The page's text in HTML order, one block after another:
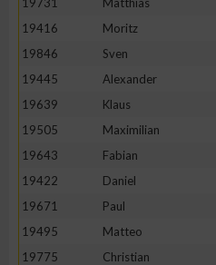
19416
Moritz
19846
Sven
19445
Alexander
19639
Klaus
19505
Maximilian
19643
Fabian
19422
Daniel
19671
Paul
19495
Matteo
19775
Christian
Erstellung von Profilen zur
Messung der Werbeleistung
Messung der Performance
Analyse von Zielgruppen